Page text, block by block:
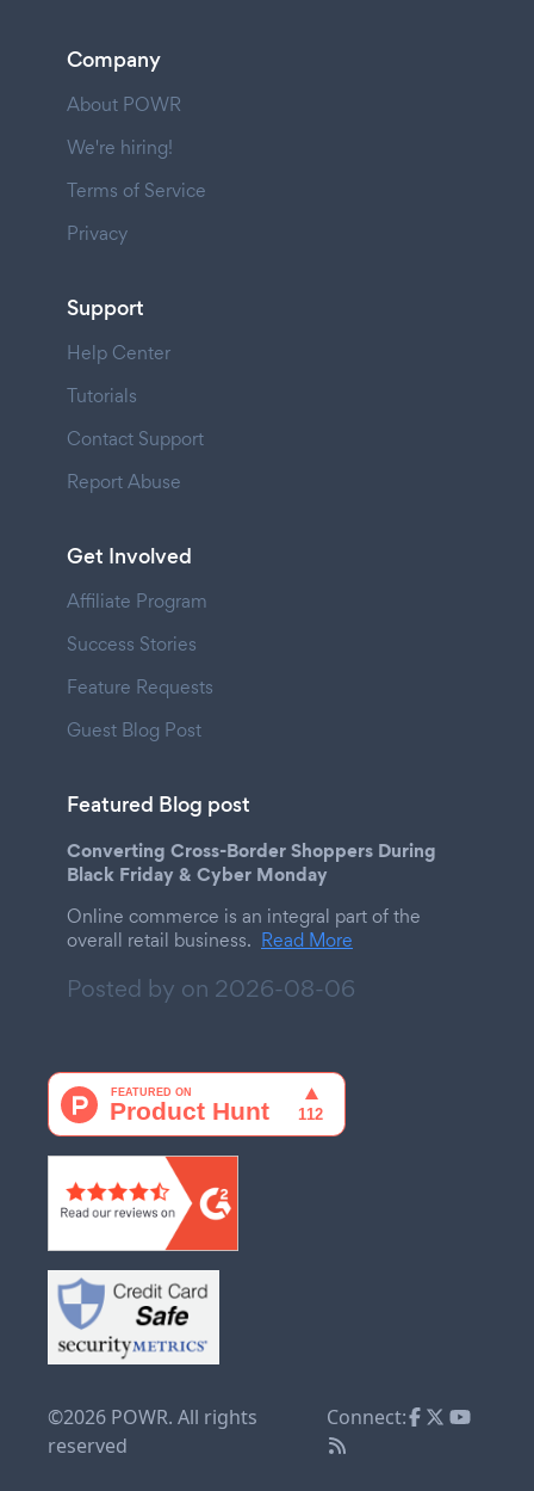
Company
About POWR
We're hiring!
Terms of Service
Privacy
Support
Help Center
Tutorials
Contact Support
Report Abuse
Get Involved
Affiliate Program
Success Stories
Feature Requests
Guest Blog Post
Featured Blog post
Converting Cross-Border Shoppers During
Black Friday & Cyber Monday
Online commerce is an integral part of the
overall retail business. Read More
Posted by on 2026-08-06
©2026 POWR. All rights
reserved
Connect: